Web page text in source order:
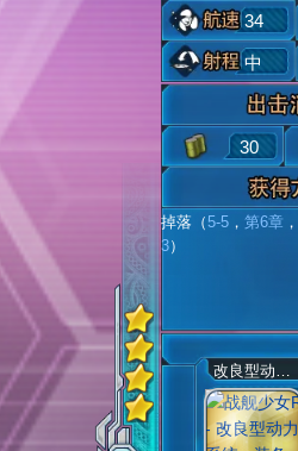
34
中
30
掉落（5-5 ， 第6章 ，
3）